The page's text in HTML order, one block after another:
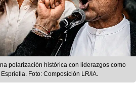
polarización histórica con liderazgos como
Foto: Composición LR/IA.